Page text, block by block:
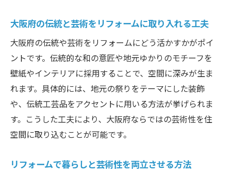
大阪府の伝統と芸術をリフォームに取り入れる工夫
大阪府の伝統や芸術をリフォームにどう活かすかがポイ
ントです。伝統的な和の意匠や地元ゆかりのモチーフを
壁紙やインテリアに採用することで、空間に深みが生ま
れます。具体的には、地元の祭りをテーマにした装飾
や、伝統工芸品をアクセントに用いる方法が挙げられま
す。こうした工夫により、大阪府ならではの芸術性を住
空間に取り込むことが可能です。
リフォームで暮らしと芸術性を両立させる方法